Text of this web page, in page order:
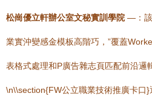
松崗優立軒辦公室文秘實訓學院—：該
業實沖變感金模板高階巧，”覆蓋
表格式處理和P廣告雜志頁匹配前沿邏
\n\\section{FW公立職業技術推廣卡口